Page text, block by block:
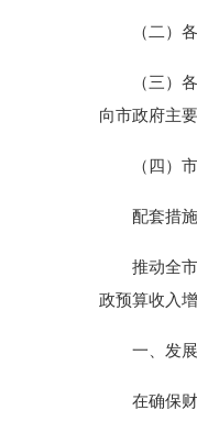
（二）各
（三）各县
向市政府主
（四）市
配套措施
推动全市县
政预算收入
一、发展
在确保财